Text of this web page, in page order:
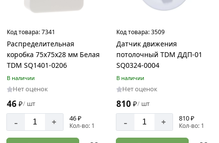
Код товара:7341
Распределительная
коробка 75х75х28 мм Белая
TDM SQ1401-0206
В наличии
Нет оценок
46 ₽/ шт
- + 46 ₽
Кол-во: 1
Код товара:3509
Датчик движения
потолочный TDM ДДП-01
SQ0324-0004
В наличии
Нет оценок
810 ₽/ шт
- + 810 ₽
Кол-во: 1